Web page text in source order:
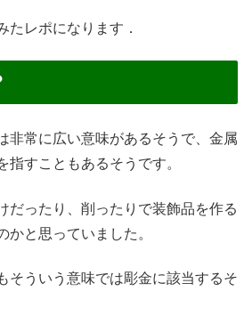
たレポになります．
非常に広い意味があるそうで、金属
指すこともあるそうです。
だったり、削ったりで装飾品を作る
かと思っていました。
そういう意味では彫金に該当するそ